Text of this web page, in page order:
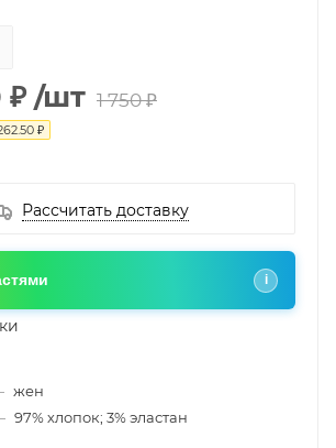
₽ /шт 1 750 ₽
₽
Рассчитать доставку
i
жен
97% хлопок; 3% эластан